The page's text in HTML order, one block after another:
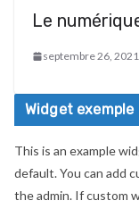
Le
septembre 26, 2021
Widget exemple
This is an example
default. You can add
the admin. If custom